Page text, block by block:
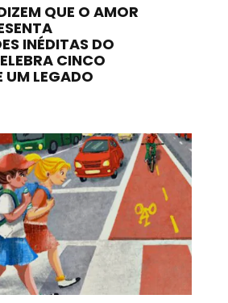
QUE O AMOR
INÉDITAS DO
CINCO
UM LEGADO